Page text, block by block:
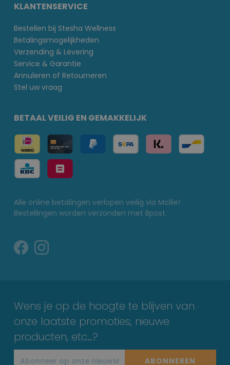
KLANTENSERVICE
Bestellen bij Stesha Wellness
Betalingsmogelijkheden
Verzending & Levering
Service & Garantie
Annuleren of Retourneren
Stel uw vraag
BETAAL VEILIG EN GEMAKKELIJK
Alle online betalingen verlopen veilig via Mollie!
Bestellingen worden verzonden met Bpost.
Wens je op de hoogte te blijven van
onze laatste promoties, nieuwe
producten, etc…?
ABONNEREN